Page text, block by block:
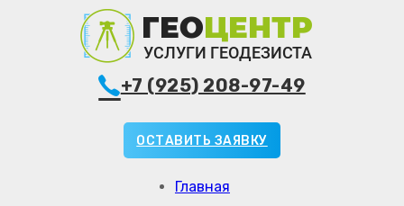
Главная
+7 (925) 208-97-49
ОСТАВИТЬ ЗАЯВКУ